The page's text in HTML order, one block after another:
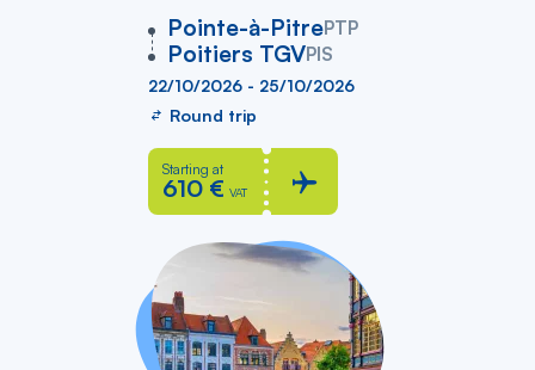
Pointe-à-PitrePTP
vers
Poitiers TGVPIS
22/10/2026 - 25/10/2026
Round trip
Starting at
610 € VAT